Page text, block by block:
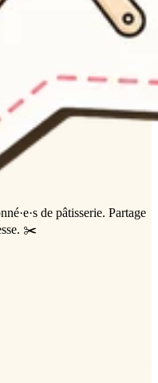
de pâtisserie. Partage
✂️